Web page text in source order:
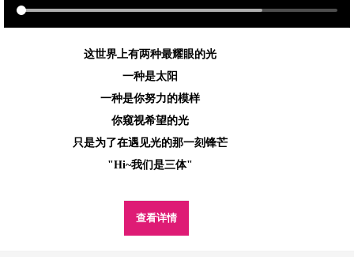
这世界上有两种最耀眼的光
一种是太阳
一种是你努力的模样
你窥视希望的光
只是为了在遇见光的那一刻锋芒
"Hi~我们是三体"
查看详情